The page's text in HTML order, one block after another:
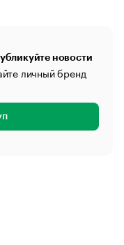
новости
личный бренд